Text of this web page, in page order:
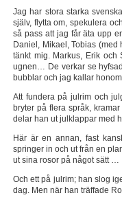
Jag har stora starka
själv, flytta om, spekulera
så pass att jag får äta upp
Daniel, Mikael, Tobias
tänkt mig. Markus, Erik
ugnen… De verkar se
bubblar och jag kallar
Att fundera på julrim och
bryter på flera språk,
delar han ut julklappar med
Här är en annan, fast
springer in och ut från en
ut sina rosor på något sätt …
Och ett på julrim; han slog
dag. Men när han träffade